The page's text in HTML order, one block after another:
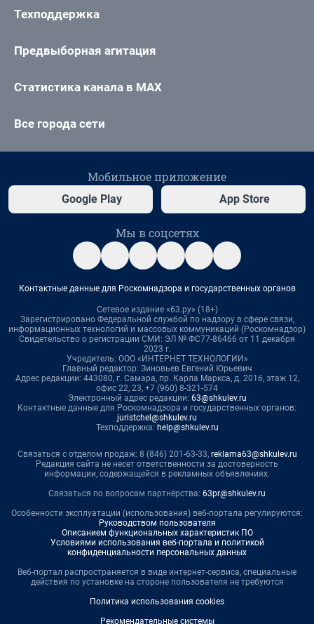
Техподдержка
Предвыборная агитация
Статистика канала в MAX
Все города сети
Мобильное приложение
Google Play App Store
Мы в соцсетях
Контактные данные для Роскомнадзора и государственных органов
Сетевое издание «63.ру» (18+)
Зарегистрировано Федеральной службой по надзору в сфере связи,
информационных технологий и массовых коммуникаций (Роскомнадзор)
Свидетельство о регистрации СМИ: ЭЛ № ФС77-86466 от 11 декабря
2023 г.
Учредитель: ООО «ИНТЕРНЕТ ТЕХНОЛОГИИ»
Главный редактор: Зиновьев Евгений Юрьевич
Адрес редакции: 443080, г. Самара, пр. Карла Маркса, д. 201б, этаж 12,
офис 22, 23, +7 (960) 8-321-574
Электронный адрес редакции: 63@shkulev.ru
Контактные данные для Роскомнадзора и государственных органов:
juristchel@shkulev.ru
Техподдержка: help@shkulev.ru
Связаться с отделом продаж: 8 (846) 201-63-33, reklama63@shkulev.ru
Редакция сайта не несет ответственности за достоверность
информации, содержащейся в рекламных объявлениях.
Связаться по вопросам партнёрства: 63pr@shkulev.ru
Особенности эксплуатации (использования) веб-портала регулируются:
Руководством пользователя
Описанием функциональных характеристик ПО
Условиями использования веб-портала и политикой
конфиденциальности персональных данных
Веб-портал распространяется в виде интернет-сервиса, специальные
действия по установке на стороне пользователя не требуются
Политика использования cookies
Рекомендательные системы